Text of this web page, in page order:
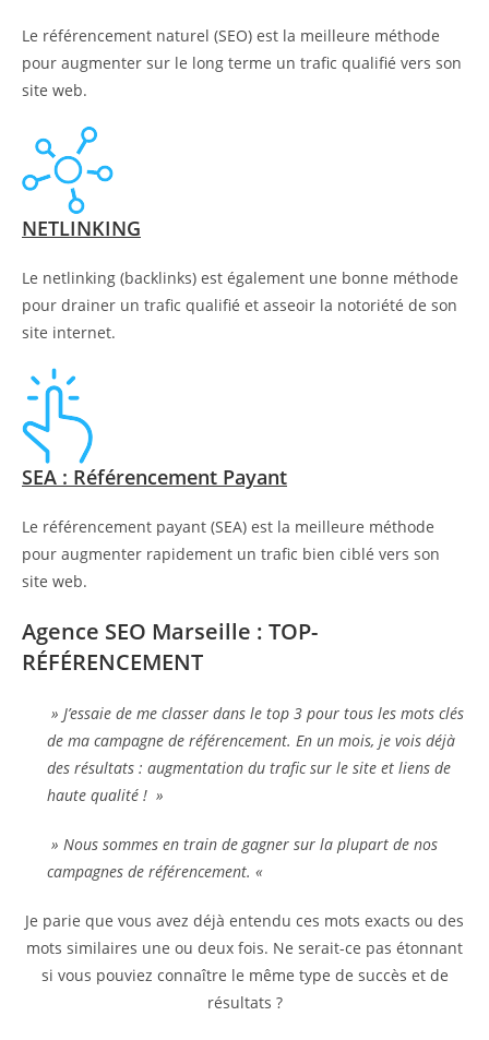
Le référencement naturel (SEO) est la meilleure méthode
pour augmenter sur le long terme un trafic qualifié vers son
site web.
NETLINKING
Le netlinking (backlinks) est également une bonne méthode
pour drainer un trafic qualifié et asseoir la notoriété de son
site internet.
SEA : Référencement Payant
Le référencement payant (SEA) est la meilleure méthode
pour augmenter rapidement un trafic bien ciblé vers son
site web.
Agence SEO Marseille : TOP-
RÉFÉRENCEMENT
» J’essaie de me classer dans le top 3 pour tous les mots clés
de ma campagne de référencement. En un mois, je vois déjà
des résultats : augmentation du trafic sur le site et liens de
haute qualité ! »
» Nous sommes en train de gagner sur la plupart de nos
campagnes de référencement. «
Je parie que vous avez déjà entendu ces mots exacts ou des
mots similaires une ou deux fois. Ne serait-ce pas étonnant
si vous pouviez connaître le même type de succès et de
résultats ?